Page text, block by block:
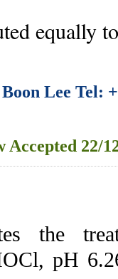
equally
Lee Tel:
Accepted 22/
the
pH